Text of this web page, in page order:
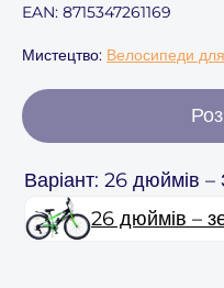
EAN: 8715347261169
Мистецтво: Велосипеди
Варіант: 26 дюймів
26 дюймів –